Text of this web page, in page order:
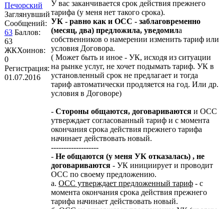
Печорский
Заглянувший
Сообщений:
63 Баллов:
63
ЖКХоинов:
0
Регистрация:
01.07.2016
У вас заканчивается срок действия прежнего
тарифа (у меня нет такого срока).
УК - равно как и ОСС - заблаговременно
(месяц, два) предложила, уведомила
собственников о намерении изменить тариф или
условия Договора.
( Может быть и иное - УК, исходя из ситуации
на рынке услуг, не хочет подымать тариф. УК в
установленный срок не предлагает и тогда
тариф автоматически продляется на год. Или др.
условия в Договоре)
- Стороны общаются, договариваются и ОСС
утверждает согласованный тариф и с момента
окончания срока действия прежнего тарифа
начинает действовать новый.
-------------------
- Не общаются (у меня УК отказалась) , не
договариваются - УК инициирует и проводит
ОСС по своему предложению.
а. ОСС утверждает предложенный тариф - с
момента окончания срока действия прежнего
тарифа начинает действовать новый.